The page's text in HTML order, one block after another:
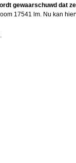
gewaarschuwd dat
17541 lm. Nu kan